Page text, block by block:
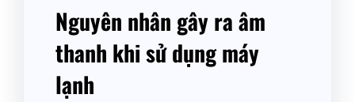
Nguyên nhân gây ra âm
thanh khi sử dụng máy
lạnh